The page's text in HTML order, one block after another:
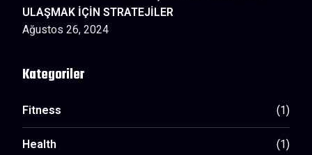
ULAŞMAK İÇİN STRATEJİLER
Ağustos 26, 2024
Kategoriler
Fitness
(1)
Health
(1)